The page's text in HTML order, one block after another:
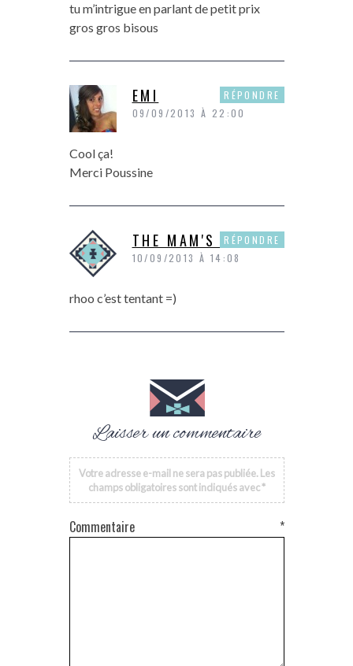
tu m’intrigue en parlant de petit prix
gros gros bisous
EMI
09/09/2013 À 22:00
Cool ça!
Merci Poussine
RÉPONDRE
THE MAM'S SHOW
10/09/2013 À 14:08
rhoo c’est tentant =)
RÉPONDRE
Laisser un commentaire
Votre adresse e-mail ne sera pas publiée. Les
champs obligatoires sont indiqués avec*
Commentaire *